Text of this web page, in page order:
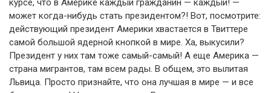
курсе, что в Америке каждый гражданин — каждый! —
может когда-нибудь стать президентом?! Вот, посмотрите:
действующий президент Америки хвастается в Твиттере
самой большой ядерной кнопкой в мире. Ха, выкусили?
Президент у них там тоже самый-самый! А еще Америка —
страна мигрантов, там всем рады. В общем, это вылитая
Львица. Просто признайте, что она лучшая в мире — и все